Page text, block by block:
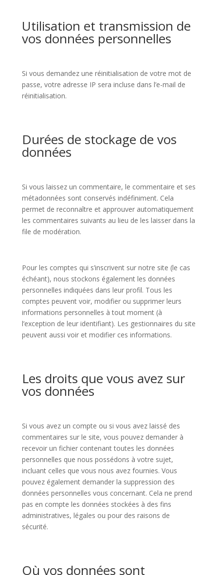
Utilisation et transmission de
vos données personnelles
Si vous demandez une réinitialisation de votre mot de
passe, votre adresse IP sera incluse dans l’e-mail de
réinitialisation.
Durées de stockage de vos
données
Si vous laissez un commentaire, le commentaire et ses
métadonnées sont conservés indéfiniment. Cela
permet de reconnaître et approuver automatiquement
les commentaires suivants au lieu de les laisser dans la
file de modération.
Pour les comptes qui s’inscrivent sur notre site (le cas
échéant), nous stockons également les données
personnelles indiquées dans leur profil. Tous les
comptes peuvent voir, modifier ou supprimer leurs
informations personnelles à tout moment (à
l’exception de leur identifiant). Les gestionnaires du site
peuvent aussi voir et modifier ces informations.
Les droits que vous avez sur
vos données
Si vous avez un compte ou si vous avez laissé des
commentaires sur le site, vous pouvez demander à
recevoir un fichier contenant toutes les données
personnelles que nous possédons à votre sujet,
incluant celles que vous nous avez fournies. Vous
pouvez également demander la suppression des
données personnelles vous concernant. Cela ne prend
pas en compte les données stockées à des fins
administratives, légales ou pour des raisons de
sécurité.
Où vos données sont